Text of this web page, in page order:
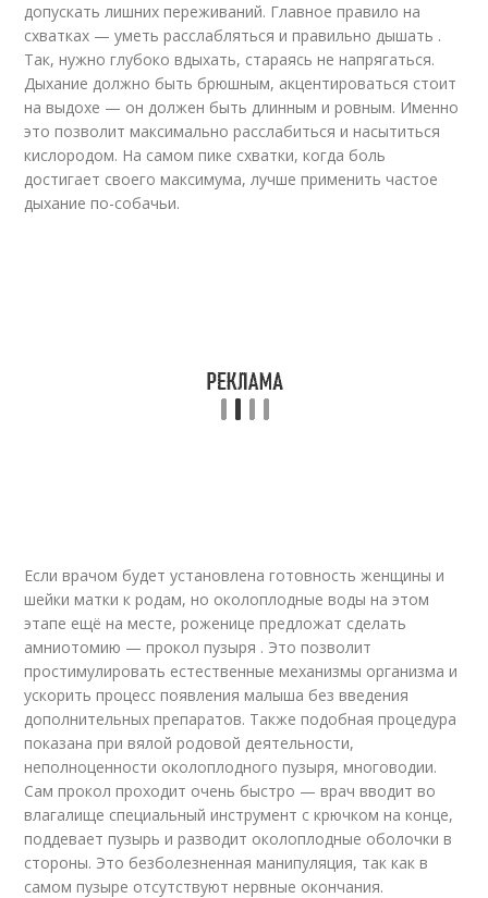
допускать лишних переживаний. Главное правило на
схватках — уметь расслабляться и правильно дышать .
Так, нужно глубоко вдыхать, стараясь не напрягаться.
Дыхание должно быть брюшным, акцентироваться стоит
на выдохе — он должен быть длинным и ровным. Именно
это позволит максимально расслабиться и насытиться
кислородом. На самом пике схватки, когда боль
достигает своего максимума, лучше применить частое
дыхание по-собачьи.
Если врачом будет установлена готовность женщины и
шейки матки к родам, но околоплодные воды на этом
этапе ещё на месте, роженице предложат сделать
амниотомию — прокол пузыря . Это позволит
простимулировать естественные механизмы организма и
ускорить процесс появления малыша без введения
дополнительных препаратов. Также подобная процедура
показана при вялой родовой деятельности,
неполноценности околоплодного пузыря, многоводии.
Сам прокол проходит очень быстро — врач вводит во
влагалище специальный инструмент с крючком на конце,
поддевает пузырь и разводит околоплодные оболочки в
стороны. Это безболезненная манипуляция, так как в
самом пузыре отсутствуют нервные окончания.